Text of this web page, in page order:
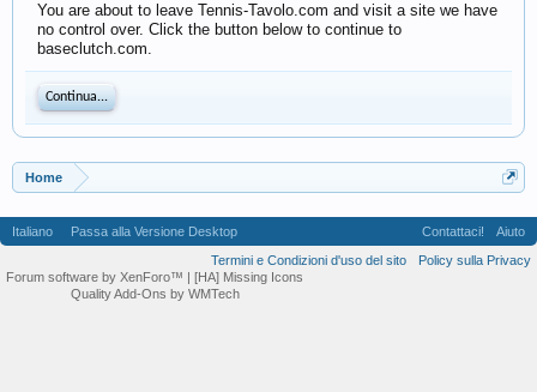
You are about to leave Tennis-Tavolo.com and visit a site we have
no control over. Click the button below to continue to
baseclutch.com.
Continua...
Home
Italiano Passa alla Versione Desktop Contattaci!
Aiuto
Termini e Condizioni d'uso del sito
Policy sulla Privacy
Forum software by XenForo™ | [HA] Missing Icons
Quality Add-Ons by WMTech